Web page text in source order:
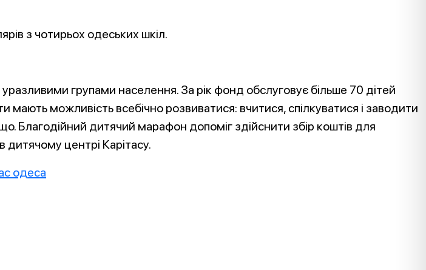
з чотирьох одеських шкіл.
групами населення. За рік фонд обслуговує більше 70 дітей
мають можливість всебічно розвиватися: вчитися, спілкуватися і заводити
Благодійний дитячий марафон допоміг здійснити збір коштів для
дитячому центрі Карітасу.
одеса